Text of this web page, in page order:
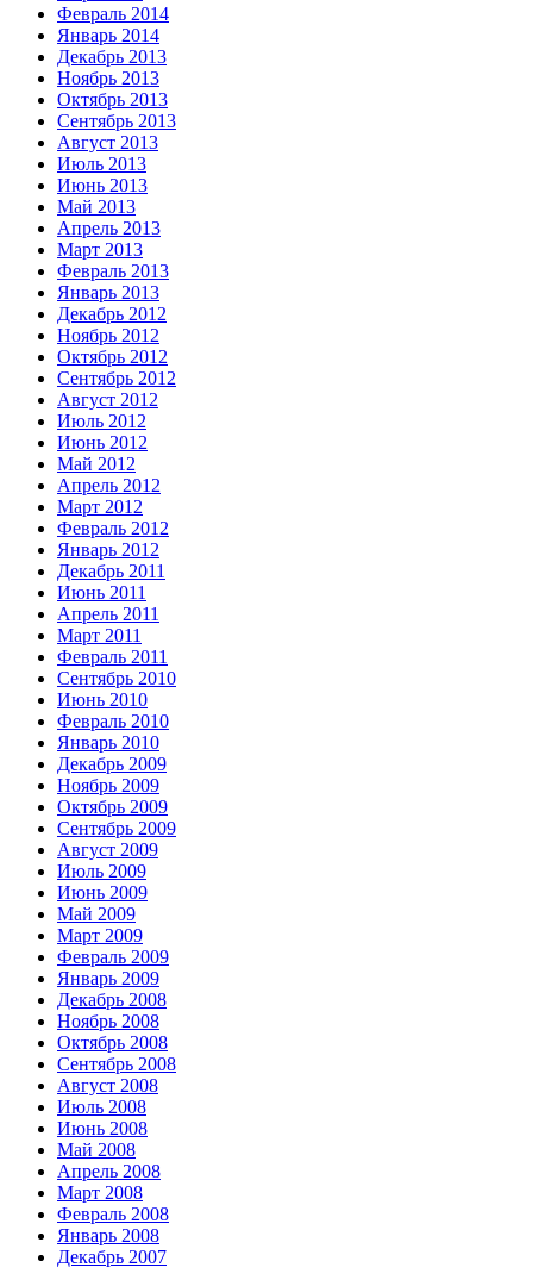
Февраль 2014
Январь 2014
Декабрь 2013
Ноябрь 2013
Октябрь 2013
Сентябрь 2013
Август 2013
Июль 2013
Июнь 2013
Май 2013
Апрель 2013
Март 2013
Февраль 2013
Январь 2013
Декабрь 2012
Ноябрь 2012
Октябрь 2012
Сентябрь 2012
Август 2012
Июль 2012
Июнь 2012
Май 2012
Апрель 2012
Март 2012
Февраль 2012
Январь 2012
Декабрь 2011
Июнь 2011
Апрель 2011
Март 2011
Февраль 2011
Сентябрь 2010
Июнь 2010
Февраль 2010
Январь 2010
Декабрь 2009
Ноябрь 2009
Октябрь 2009
Сентябрь 2009
Август 2009
Июль 2009
Июнь 2009
Май 2009
Март 2009
Февраль 2009
Январь 2009
Декабрь 2008
Ноябрь 2008
Октябрь 2008
Сентябрь 2008
Август 2008
Июль 2008
Июнь 2008
Май 2008
Апрель 2008
Март 2008
Февраль 2008
Январь 2008
Декабрь 2007